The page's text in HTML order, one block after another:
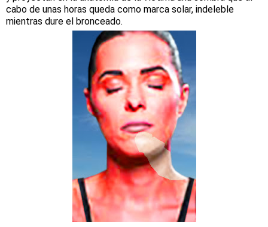
cabo de unas horas queda como marca solar, indeleble
mientras dure el bronceado.